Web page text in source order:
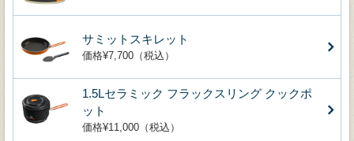
サミットスキレット
価格¥7,700（税込）
1.5Lセラミック フラックスリング クックポ
ット
価格¥11,000（税込）